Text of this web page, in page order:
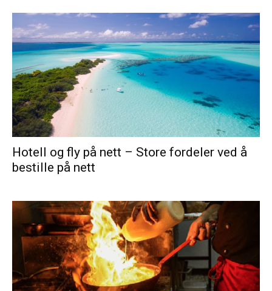
Hotell og fly på nett – Store fordeler ved å
bestille på nett